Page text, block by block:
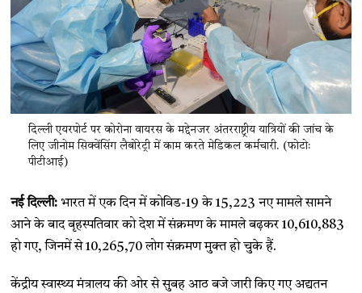
दिल्ली एयरपोर्ट पर कोरोना वायरस के मद्देनजर अंतरराष्ट्रीय यात्रियों की जांच के
लिए जीनोम सिक्वेंसिंग लैबोरेट्री में काम करते मेडिकल कर्मचारी. (फोटोः
पीटीआई)
नई दिल्ली: भारत में एक दिन में कोविड-19 के 15,223 नए मामले सामने
आने के बाद बृहस्पतिवार को देश में संक्रमण के मामले बढ़कर 10,610,883
हो गए, जिनमें से 10,265,70 लोग संक्रमण मुक्त हो चुके हैं.
केंद्रीय स्वास्थ्य मंत्रालय की ओर से सुबह आठ बजे जारी किए गए अद्यतन